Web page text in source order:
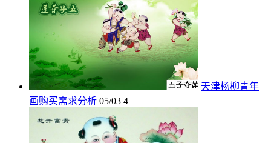
天津杨柳青年
画购买需求分析 05/03 4